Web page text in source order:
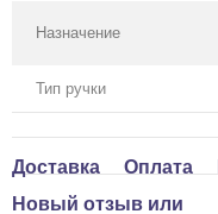
Назначение
Тип ручки
Доставка Оплата
Новый отзыв или